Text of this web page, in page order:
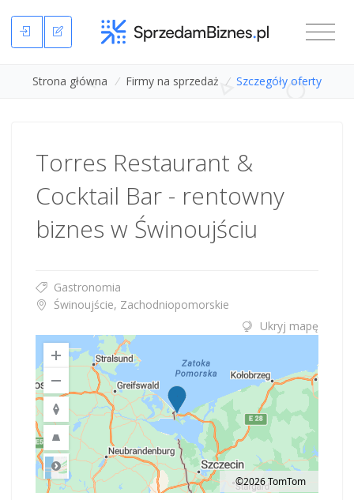
Strona główna / Firmy na sprzedaż / Szczegóły oferty
Torres Restaurant &
Cocktail Bar - rentowny
biznes w Świnoujściu
Gastronomia
Świnoujście, Zachodniopomorskie
Ukryj mapę
Road
©2026 TomTom